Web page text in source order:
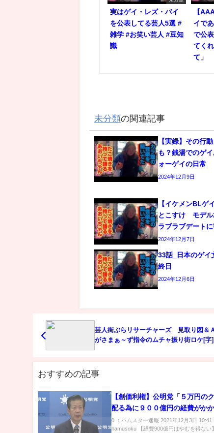
実はゲイ・レズ・バイ
を公表してる芸人5選 #
雑学 #お笑い芸人 #豆知
識
【
イで
で公
てく
て」
未分類の関連記事
【実録】その行
も？銭湯でのゲ
ォーゲイの日常
2024年12月9日
【イケメンBLゲ
とこすけ モデル
ラブラブデート
2024年12月7日
33話_日本のゲイ
終日
2024年12月6日
芸人街ぶらリサーチャーズ 見取り図＆
がさまぁ～ず指令のムチャ振り街ロケ[
おすすめの記事
【創価利権】公明党「５万円の
配る為に９００億円の経費がか
むを得ない」←無能・岸田総理「
0 ：ハムスター速報 2021年12月3日 10:41
hamusoku 【経費900億円はやむを得ない